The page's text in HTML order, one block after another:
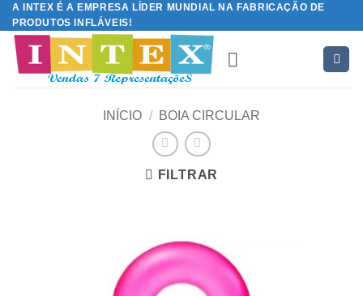
Skip
to
content
A INTEX É A EMPRESA LÍDER MUNDIAL NA FABRICAÇÃO DE
PRODUTOS INFLÁVEIS!
INÍCIO / BOIA CIRCULAR
FILTRAR